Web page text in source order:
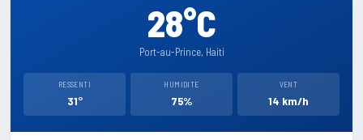
28°C
Port-au-Prince, Haiti
RESSENTI
31°
HUMIDITE
75%
VENT
14 km/h